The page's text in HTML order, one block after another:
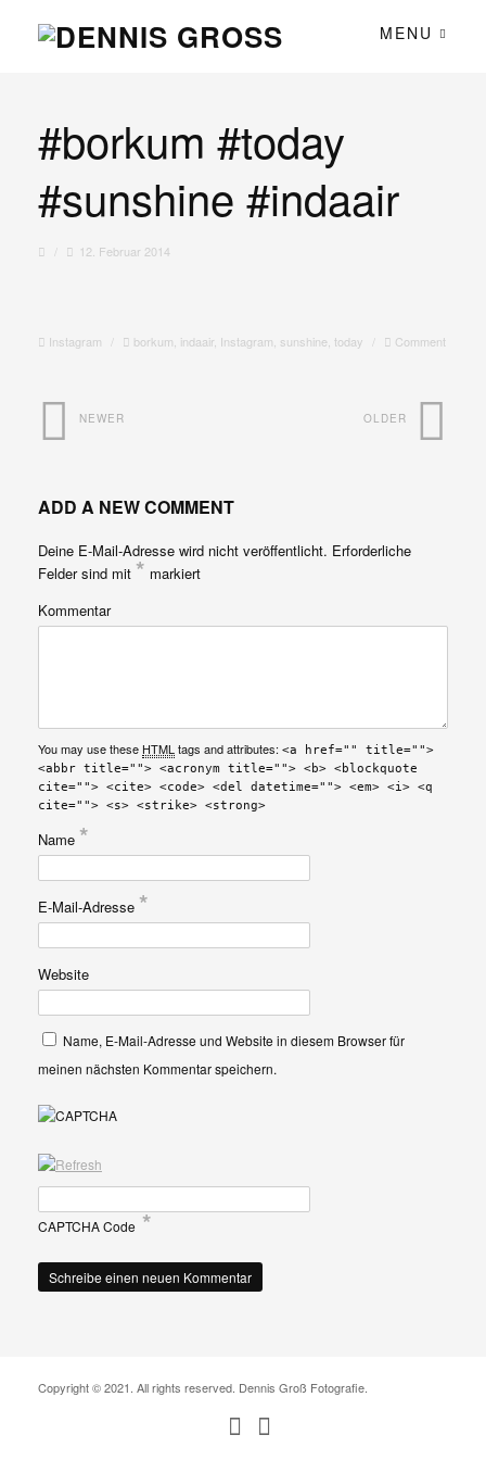
MENU
#borkum #today
#sunshine #indaair
12. Februar 2014
Instagram borkum indaair Instagram sunshine today Comment
OLDER
NEWER
ADD A NEW COMMENT
Deine E-Mail-Adresse wird nicht veröffentlicht. Erforderliche
Felder sind mit * markiert
Kommentar
You may use these HTMLtags and attributes: <a href="" title="">
<abbr title=""> <acronym title=""> <b> <blockquote
cite=""> <cite> <code> <del datetime=""> <em> <i> <q
cite=""> <s> <strike> <strong>
Name *
E-Mail-Adresse *
Website
Name, E-Mail-Adresse und Website in diesem Browser für
meinen nächsten Kommentar speichern.
CAPTCHA Code*
Copyright © 2021. All rights reserved. Dennis Groß Fotografie.